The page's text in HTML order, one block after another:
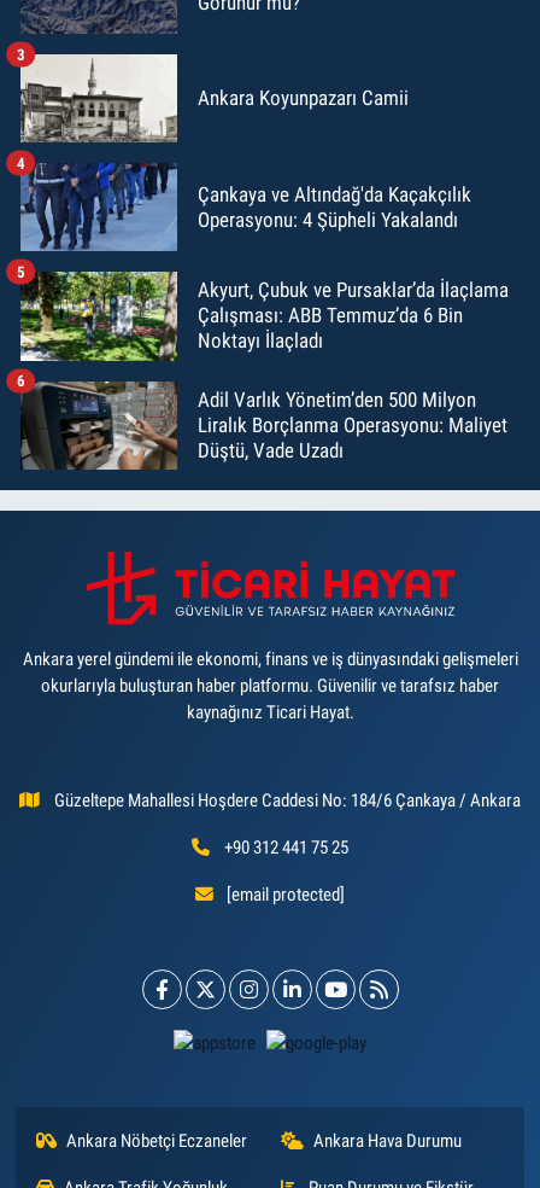
Ankara Koyunpazarı Camii
3
Çankaya ve Altındağ'da Kaçakçılık
Operasyonu: 4 Şüpheli Yakalandı
4
Akyurt, Çubuk ve Pursaklar’da İlaçlama
Çalışması: ABB Temmuz’da 6 Bin
Noktayı İlaçladı
5
Adil Varlık Yönetim’den 500 Milyon
Liralık Borçlanma Operasyonu: Maliyet
Düştü, Vade Uzadı
6
Ankara yerel gündemi ile ekonomi, finans ve iş dünyasındaki gelişmeleri
okurlarıyla buluşturan haber platformu. Güvenilir ve tarafsız haber
kaynağınız Ticari Hayat.
Güzeltepe Mahallesi Hoşdere Caddesi No: 184/6 Çankaya / Ankara
+90 312 441 75 25
[email protected]
Ankara Nöbetçi Eczaneler Ankara Hava Durumu